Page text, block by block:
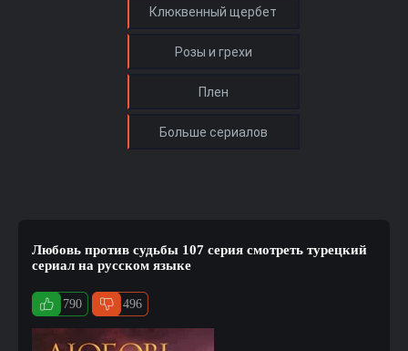
Любовь против судьбы 107 серия смотреть турецкий
сериал на русском языке
790 496